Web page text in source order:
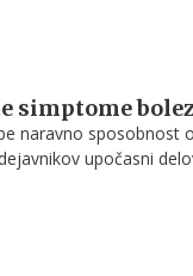
simptome
naravno sposobnost
upočasni